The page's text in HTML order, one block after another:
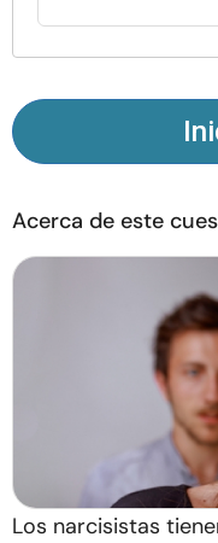
nosotros
© Copyright
Acerca de este
Los narcisistas